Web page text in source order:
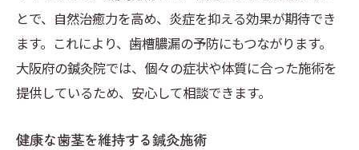
とで、自然治癒力を高め、炎症を抑える効果が期待でき
ます。これにより、歯槽膿漏の予防にもつながります。
大阪府の鍼灸院では、個々の症状や体質に合った施術を
提供しているため、安心して相談できます。
健康な歯茎を維持する鍼灸施術